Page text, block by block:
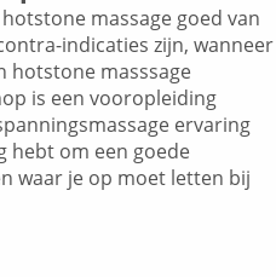
massage goed van
indicaties zijn, wanneer
hotstone masssage
is een vooropleiding
ervaring
hebt om een goede
waar je op moet letten bij